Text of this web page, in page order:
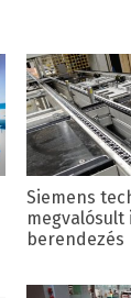
Siemens
megvalósult
berendezés